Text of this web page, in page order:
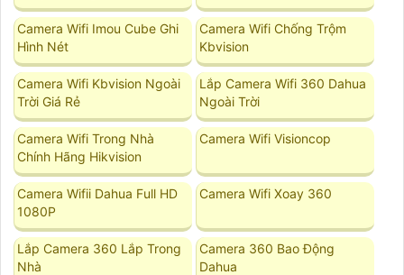
Camera Wifi Imou Cube Ghi
Hình Nét
Camera Wifi Chống Trộm
Kbvision
Camera Wifi Kbvision Ngoài
Trời Giá Rẻ
Lắp Camera Wifi 360 Dahua
Ngoài Trời
Camera Wifi Trong Nhà
Chính Hãng Hikvision
Camera Wifi Visioncop
Camera Wifii Dahua Full HD
1080P
Camera Wifi Xoay 360
Lắp Camera 360 Lắp Trong
Nhà
Camera 360 Bao Động
Dahua